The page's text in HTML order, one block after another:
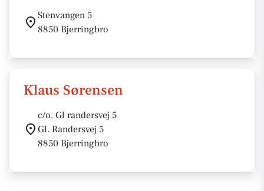
Stenvangen 5
8850 Bjerringbro
Klaus Sørensen
c/o. Gl randersvej 5
Gl. Randersvej 5
8850 Bjerringbro